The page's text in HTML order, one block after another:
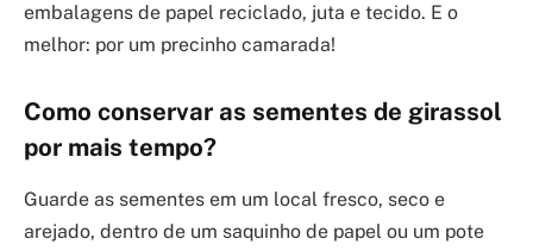
embalagens de papel reciclado, juta e tecido. E o
melhor: por um precinho camarada!
Como conservar as sementes de girassol
por mais tempo?
Guarde as sementes em um local fresco, seco e
arejado, dentro de um saquinho de papel ou um pote